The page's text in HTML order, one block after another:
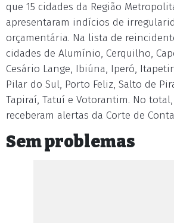
que 15 cidades da Região
apresentaram indícios de
orçamentária. Na lista de
cidades de Alumínio, Cerquilho,
Cesário Lange, Ibiúna, Iperó,
Pilar do Sul, Porto Feliz, Salto de
Tapiraí, Tatuí e Votorantim. No
receberam alertas da Corte de
Sem problemas